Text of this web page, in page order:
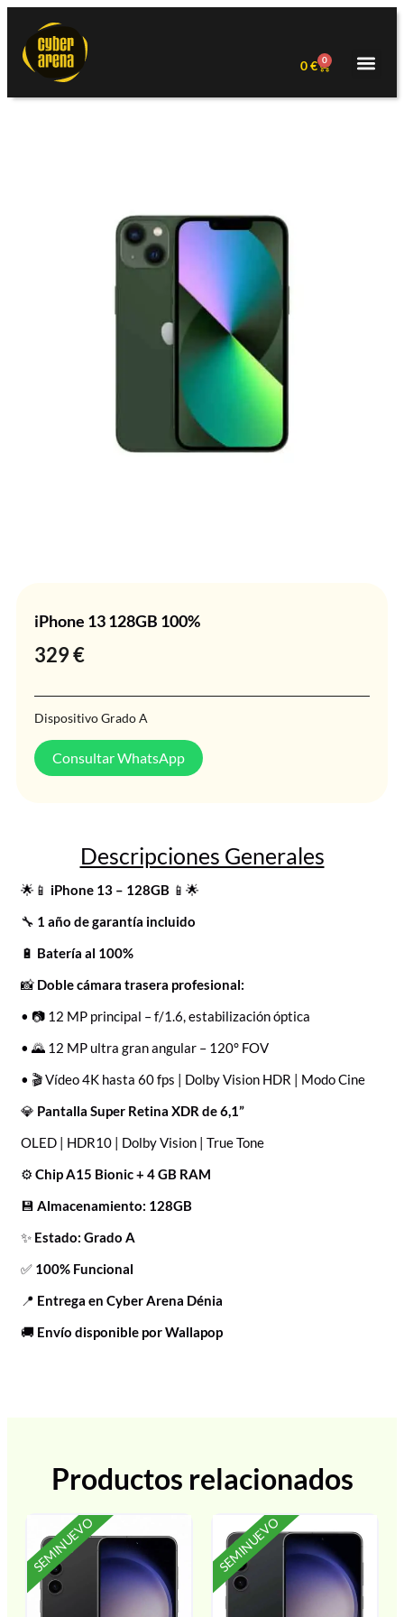
0€ 0
iPhone 13 128GB 100%
329€
Dispositivo Grado A
Consultar WhatsApp
Descripciones Generales
🌟📱 iPhone 13 – 128GB 📱🌟
🔧 1 año de garantía incluido
🔋 Batería al 100%
📸 Doble cámara trasera profesional:
• 📷 12 MP principal – f/1.6, estabilización óptica
• 🌄 12 MP ultra gran angular – 120° FOV
• 🎬 Vídeo 4K hasta 60 fps | Dolby Vision HDR | Modo Cine
💎 Pantalla Super Retina XDR de 6,1”
OLED | HDR10 | Dolby Vision | True Tone
⚙️ Chip A15 Bionic + 4 GB RAM
💾 Almacenamiento: 128GB
✨ Estado: Grado A
✅ 100% Funcional
📍 Entrega en Cyber Arena Dénia
🚚 Envío disponible por Wallapop
Productos relacionados
SEMINUEVO SEMINUEVO